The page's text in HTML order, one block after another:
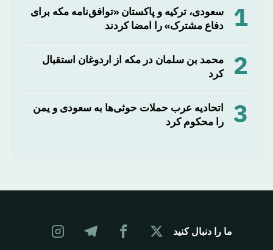
1
سعودی، ترکیه و پاکستان «توافق‌نامه مکه برای
دفاع مشترک» را امضا کردند
2
محمد بن سلمان در مکه از اردوغان استقبال
کرد
3
اتحادیه عرب حملات حوثی‌ها به سعودی و یمن
را محکوم کرد
ما را دنبال کنید